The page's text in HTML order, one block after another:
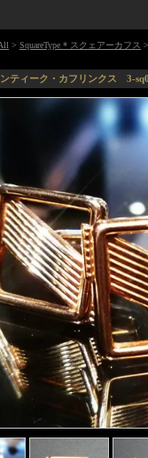
> SquareType * スクェアーカフス >
ティーク・カフリンクス 3-